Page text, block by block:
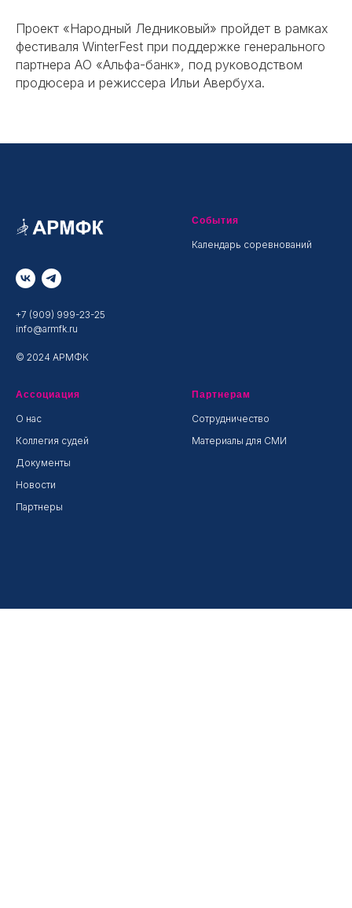
Проект «Народный Ледниковый» пройдет в рамках
фестиваля WinterFest при поддержке генерального
партнера АО «Альфа-банк», под руководством
продюсера и режиссера Ильи Авербуха.
+7 (909) 999-23-25
info@armfk.ru
© 2024 АРМФК
События
Календарь соревнований
Ассоциация
О нас
Коллегия судей
Документы
Новости
Партнеры
Партнерам
Сотрудничество
Материалы для СМИ